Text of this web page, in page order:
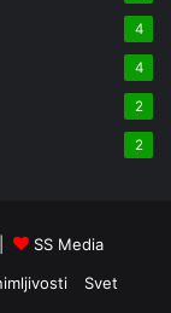
4
4
2
2
SS Media
Svet